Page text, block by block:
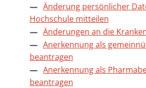
Änderung persönlicher
Hochschule mitteilen
Änderungen an die
Anerkennung als
beantragen
Anerkennung als
beantragen